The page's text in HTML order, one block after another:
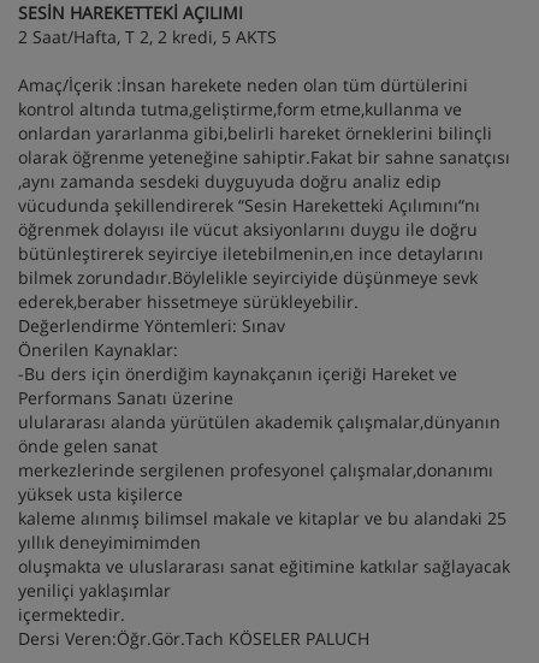
SESİN HAREKETTEKİ AÇILIMI
2 Saat/Hafta, T 2, 2 kredi, 5 AKTS
Amaç/İçerik :İnsan harekete neden olan tüm dürtülerini
kontrol altında tutma,geliştirme,form etme,kullanma ve
onlardan yararlanma gibi,belirli hareket örneklerini bilinçli
olarak öğrenme yeteneğine sahiptir.Fakat bir sahne sanatçısı
,aynı zamanda sesdeki duyguyuda doğru analiz edip
vücudunda şekillendirerek “Sesin Hareketteki Açılımını“nı
öğrenmek dolayısı ile vücut aksiyonlarını duygu ile doğru
bütünleştirerek seyirciye iletebilmenin,en ince detaylarını
bilmek zorundadır.Böylelikle seyirciyide düşünmeye sevk
ederek,beraber hissetmeye sürükleyebilir.
Değerlendirme Yöntemleri: Sınav
Önerilen Kaynaklar:
-Bu ders için önerdiğim kaynakçanın içeriği Hareket ve
Performans Sanatı üzerine
ululararası alanda yürütülen akademik çalışmalar,dünyanın
önde gelen sanat
merkezlerinde sergilenen profesyonel çalışmalar,donanımı
yüksek usta kişilerce
kaleme alınmış bilimsel makale ve kitaplar ve bu alandaki 25
yıllık deneyimimimden
oluşmakta ve uluslararası sanat eğitimine katkılar sağlayacak
yeniliçi yaklaşımlar
içermektedir.
Dersi Veren:Öğr.Gör.Tach KÖSELER PALUCH